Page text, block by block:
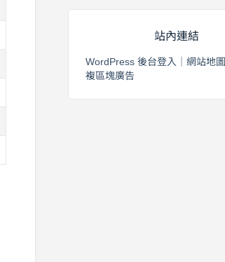
站內連結
WordPress 後台登入 網站地圖
複區塊廣告